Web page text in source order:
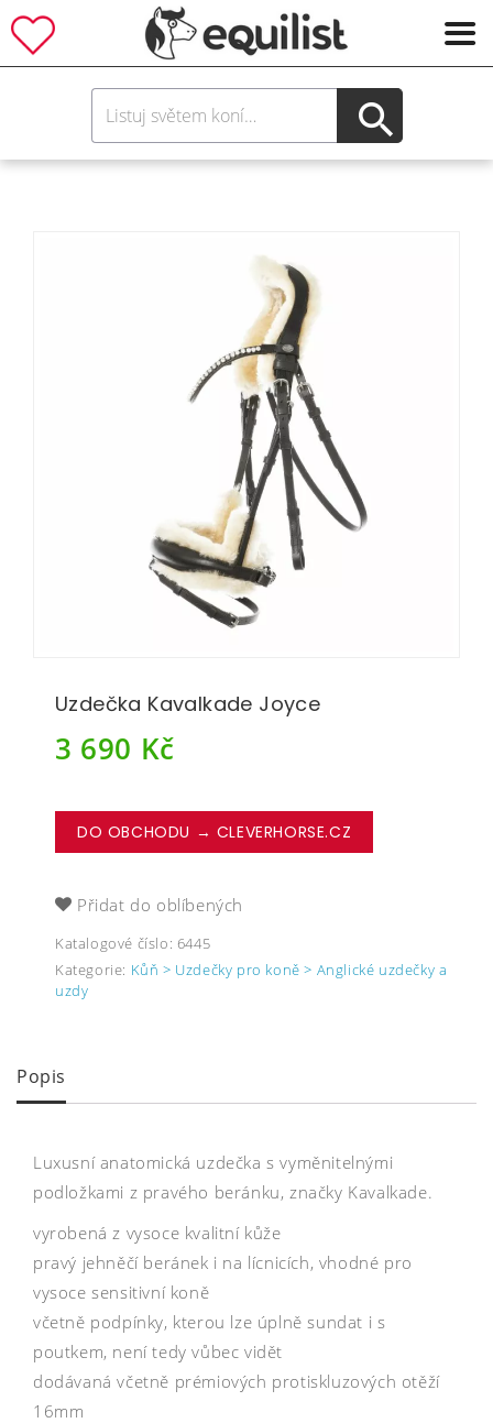
Uzdečka Kavalkade Joyce
3 690 Kč
DO OBCHODU → CLEVERHORSE.CZ
Přidat do oblíbených
Katalogové číslo: 6445
Kategorie: Kůň > Uzdečky pro koně > Anglické uzdečky a
uzdy
Popis
Luxusní anatomická uzdečka s vyměnitelnými
podložkami z pravého beránku, značky Kavalkade.
vyrobená z vysoce kvalitní kůže
pravý jehněčí beránek i na lícnicích, vhodné pro
vysoce sensitivní koně
včetně podpínky, kterou lze úplně sundat i s
poutkem, není tedy vůbec vidět
dodávaná včetně prémiových protiskluzových otěží
16mm